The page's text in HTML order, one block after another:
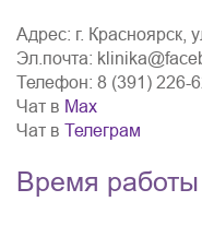
Адрес: г. Красноярск,
Эл.почта:
Телефон: 8 (391) 226-
Чат в Мах
Чат в Телеграм
Время работы